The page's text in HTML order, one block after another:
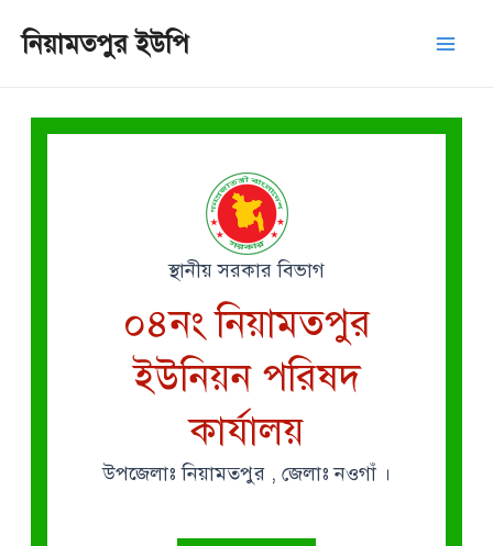
নিয়ামতপুর ইউপি
স্থানীয় সরকার বিভাগ
০৪নং নিয়ামতপুর
ইউনিয়ন পরিষদ
কার্যালয়
উপজেলাঃ নিয়ামতপুর , জেলাঃ নওগাঁ ।